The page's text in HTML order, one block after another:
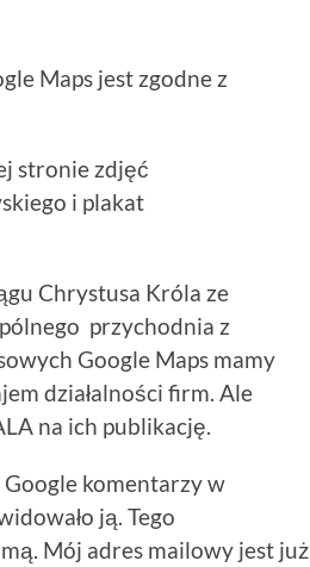
Maps jest zgodne z
stronie zdjęć
i plakat
Chrystusa Króla ze
przychodnia z
Google Maps mamy
działalności firm. Ale
na ich publikację.
komentarzy w
ją. Tego
Mój adres mailowy jest już